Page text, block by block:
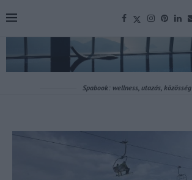
Spabook: wellness, utazás, közösség